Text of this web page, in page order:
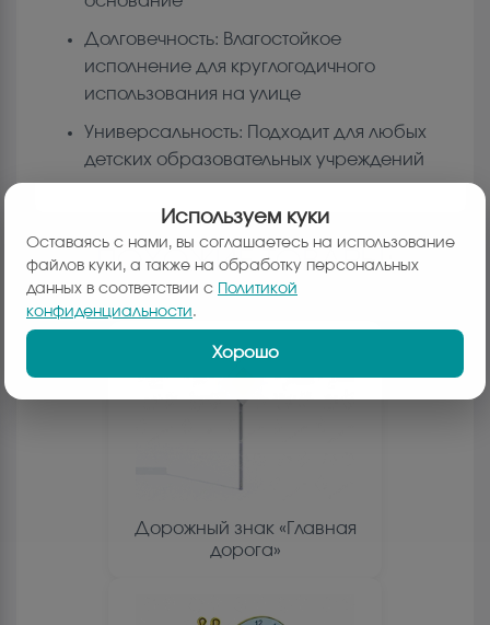
Долговечность: Влагостойкое
исполнение для круглогодичного
использования на улице
Универсальность: Подходит для любых
детских образовательных учреждений
ПОХОЖИЕ ТОВАРЫ:
Дорожный знак «Главная
дорога»
Используем куки
Оставаясь с нами, вы соглашаетесь на использование
файлов куки, а также на обработку персональных
данных в соответствии с
Политикой
конфиденциальности.
Хорошо